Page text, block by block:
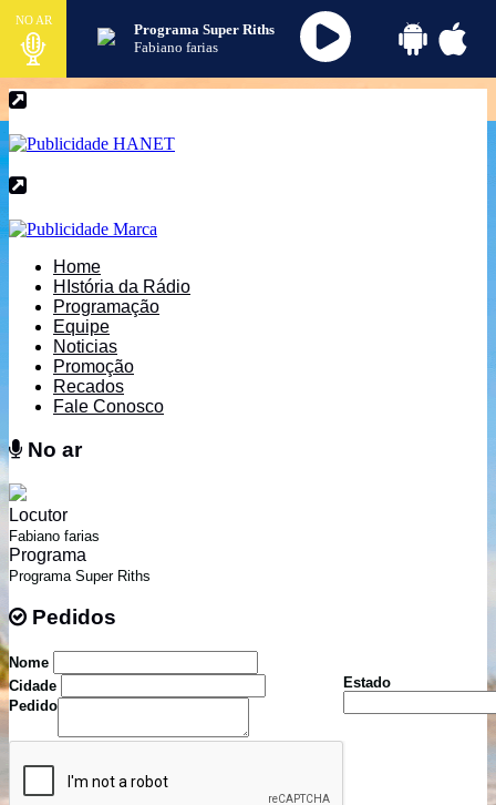
NO AR
Programa Super Riths
Fabiano farias
Home
HIstória da Rádio
Programação
Equipe
Noticias
Promoção
Recados
Fale Conosco
No ar
Locutor
Fabiano farias
Programa
Programa Super Riths
Pedidos
Nome
Cidade
Estado
Pedido